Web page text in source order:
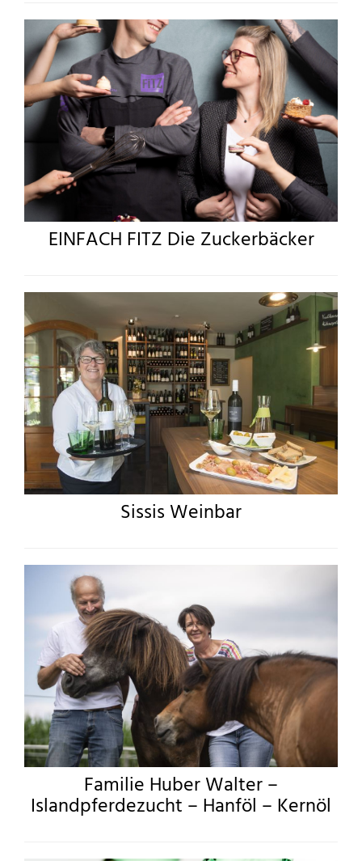
EINFACH FITZ Die Zuckerbäcker
Sissis Weinbar
Familie Huber Walter –
Islandpferdezucht – Hanföl – Kernöl